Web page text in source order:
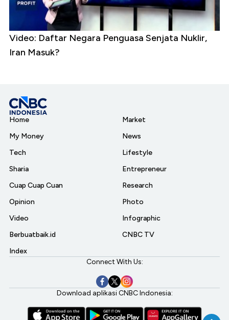
Video: Daftar Negara Penguasa Senjata Nuklir,
Iran Masuk?
Home
My Money
Tech
Sharia
Cuap Cuap Cuan
Opinion
Video
Berbuatbaik.id
Index
Market
News
Lifestyle
Entrepreneur
Research
Photo
Infographic
CNBC TV
Connect With Us:
Download aplikasi CNBC Indonesia: